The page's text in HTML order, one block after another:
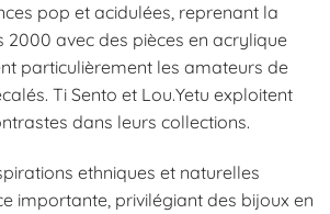
pop et acidulées, reprenant la
2000 avec des pièces en acrylique
particulièrement les amateurs de
Ti Sento et Lou.Yetu exploitent
dans leurs collections.
ethniques et naturelles
importante, privilégiant des bijoux en